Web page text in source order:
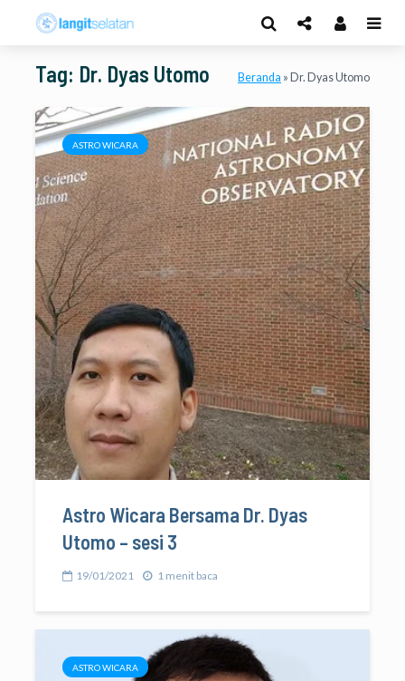
Tag: Dr. Dyas Utomo Beranda » Dr. Dyas Utomo
ASTRO WICARA
Astro Wicara Bersama Dr. Dyas
Utomo – sesi 3
19/01/2021 1 menit baca
ASTRO WICARA